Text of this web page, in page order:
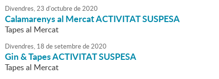
Divendres,23 d'octubrede2020
Calamarenys al Mercat ACTIVITAT SUSPESA
Tapes al Mercat
Divendres, 18 desetembrede2020
Gin & Tapes ACTIVITAT SUSPESA
Tapes al Mercat